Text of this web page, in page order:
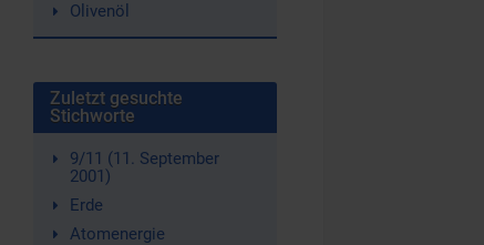
Olivenöl
Zuletzt gesuchte
Stichworte
9/11 (11. September
2001)
Erde
Atomenergie